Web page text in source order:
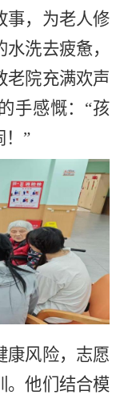
事，为老人修
洗去疲惫，
老院充满欢声
手感慨：“孩
！”
康风险，志愿
。他们结合模